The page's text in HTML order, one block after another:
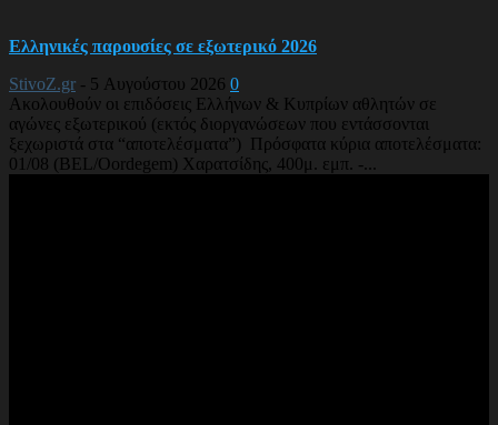
Ελληνικές παρουσίες σε εξωτερικό 2026
StivoZ.gr - 5 Αυγούστου 2026 0
Ακολουθούν οι επιδόσεις Ελλήνων & Κυπρίων αθλητών σε
αγώνες εξωτερικού (εκτός διοργανώσεων που εντάσσονται
ξεχωριστά στα “αποτελέσματα”) Πρόσφατα κύρια αποτελέσματα:
01/08 (BEL/Oordegem) Χαρατσίδης, 400μ. εμπ. -...